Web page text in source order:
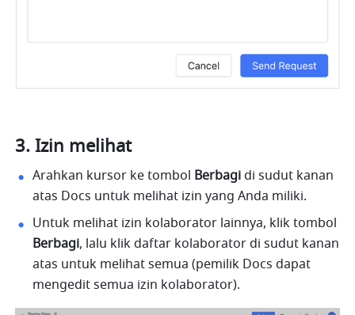
Izin melihat
Arahkan kursor ke tombol Berbagi di sudut kanan
atas Docs untuk melihat izin yang Anda miliki.
Berbagi, lalu klik daftar kolaborator di sudut kanan
atas untuk melihat semua (pemilik Docs dapat
mengedit semua izin kolaborator).